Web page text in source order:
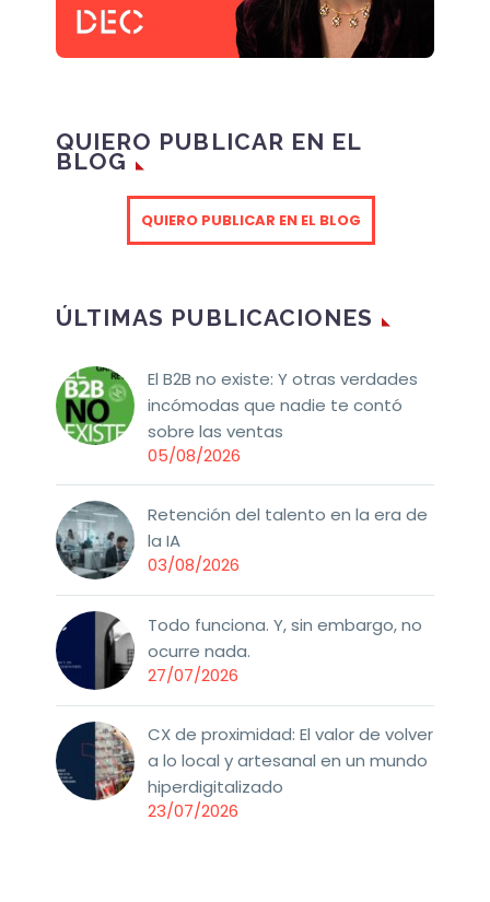
QUIERO PUBLICAR EN EL
BLOG
QUIERO PUBLICAR EN EL BLOG
ÚLTIMAS PUBLICACIONES
El B2B no existe: Y otras verdades
incómodas que nadie te contó
sobre las ventas
05/08/2026
Retención del talento en la era de
la IA
03/08/2026
Todo funciona. Y, sin embargo, no
ocurre nada.
27/07/2026
CX de proximidad: El valor de volver
a lo local y artesanal en un mundo
hiperdigitalizado
23/07/2026